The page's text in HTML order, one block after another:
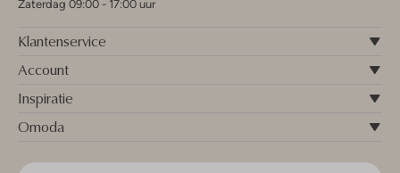
Zaterdag 09:00 - 17:00 uur
Klantenservice
Account
Inspiratie
Omoda